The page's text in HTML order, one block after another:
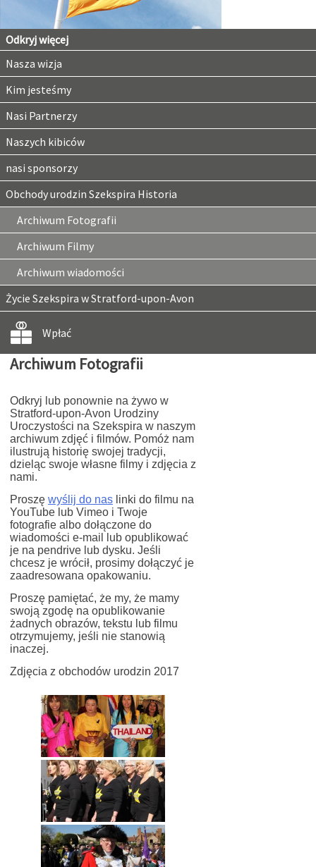
Odkryj więcej
Nasza wizja
Kim jesteśmy
Nasi Partnerzy
Naszych kibiców
nasi sponsorzy
Obchody urodzin Szekspira Historia
Archiwum Fotografii
Archiwum Filmy
Archiwum wiadomości
Życie Szekspira w Stratford-upon-Avon
Wpłać
Archiwum Fotografii
Odkryj lub ponownie na żywo w
Stratford-upon-Avon Urodziny
Uroczystości na Szekspira w naszym
archiwum zdjęć i filmów. Pomóż nam
ilustrują historię swojej tradycji,
dzieląc swoje własne filmy i zdjęcia z
nami.
Proszę wyślij do nas linki do filmu na
YouTube lub Vimeo i Twoje
fotografie albo dołączone do
wiadomości e-mail lub opublikować
je na pendrive lub dysku. Jeśli
chcesz je wrócił, prosimy dołączyć je
zaadresowana opakowaniu.
Proszę pamiętać, że my, że mamy
swoją zgodę na opublikowanie
żadnych obrazów, tekstu lub filmu
otrzymujemy, jeśli nie stanowią
inaczej.
Zdjęcia z obchodów urodzin 2017